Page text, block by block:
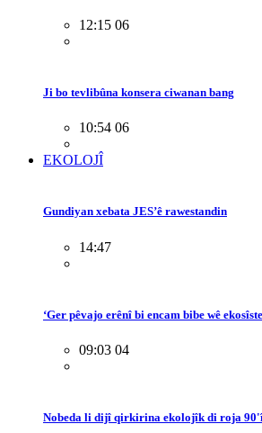
12:15 06
Ji bo tevlibûna konsera ciwanan bang
10:54 06
EKOLOJÎ
Gundiyan xebata JES’ê rawestandin
14:47
‘Ger pêvajo erênî bi encam bibe wê
09:03 04
Nobeda li dijî qirkirina ekolojîk di roja